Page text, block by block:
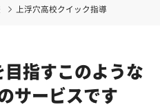
上浮穴高校クイック指導
指すこのような
サービスです